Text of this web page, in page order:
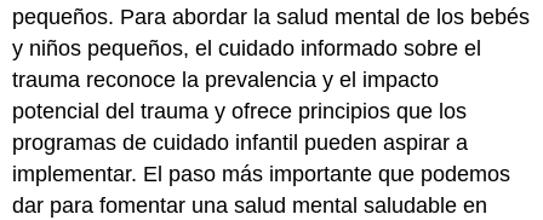
pequeños. Para abordar la salud mental de los bebés
y niños pequeños, el cuidado informado sobre el
trauma reconoce la prevalencia y el impacto
potencial del trauma y ofrece principios que los
programas de cuidado infantil pueden aspirar a
implementar. El paso más importante que podemos
dar para fomentar una salud mental saludable en